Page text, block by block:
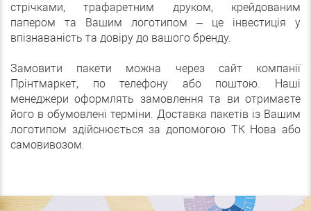
стрічками, трафаретним друком, крейдованим
папером та Вашим логотипом – це інвестиція у
впізнаваність та довіру до вашого бренду.
Замовити пакети можна через сайт компанії
Прінтмаркет, по телефону або поштою. Наші
менеджери оформлять замовлення та ви отримаєте
його в обумовлені терміни. Доставка пакетів із Вашим
логотипом здійснюється за допомогою ТК Нова або
самовивозом.